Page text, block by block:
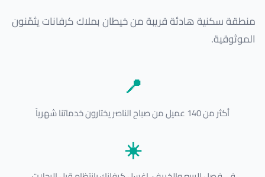
منطقة سكنية هادئة قريبة من خيطان بملاك كرفانات يثمّنون
الموثوقية.
📍
أكثر من 140 عميل من صباح الناصر يختارون خدماتنا شهرياً
☀️